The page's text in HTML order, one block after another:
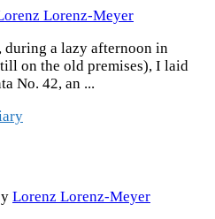
Lorenz-Meyer
during a lazy afternoon in
on the old premises), I laid
No. 42, an ...
Lorenz Lorenz-Meyer